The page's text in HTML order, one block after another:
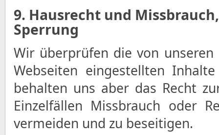
9. Hausrecht und
Sperrung
Wir überprüfen die von
Webseiten eingestellten
behalten uns aber das Recht
Einzelfällen Missbrauch oder
vermeiden und zu beseitigen.